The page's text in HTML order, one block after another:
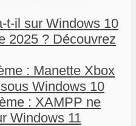
t-il sur Windows 10
2025 ? Découvrez
: Manette Xbox
Windows 10
: XAMPP ne
Windows 11